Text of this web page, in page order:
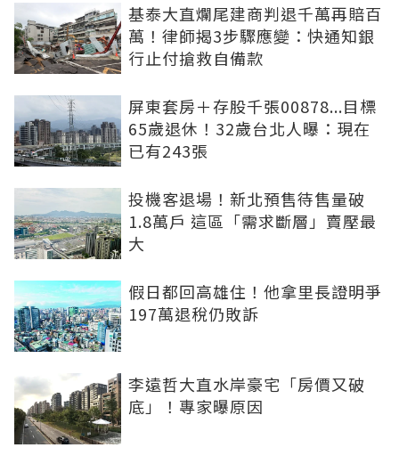
基泰大直爛尾建商判退千萬再賠百
萬！律師揭3步驟應變：快通知銀
行止付搶救自備款
屏東套房＋存股千張00878...目標
65歲退休！32歲台北人曝：現在
已有243張
投機客退場！新北預售待售量破
1.8萬戶 這區「需求斷層」賣壓最
大
假日都回高雄住！他拿里長證明爭
197萬退稅仍敗訴
李遠哲大直水岸豪宅「房價又破
底」！專家曝原因